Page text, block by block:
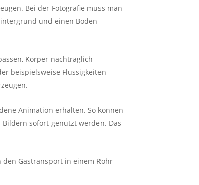
Bei der Fotografie muss man
und einen Boden
Körper nachträglich
beispielsweise Flüssigkeiten
Animation erhalten. So können
sofort genutzt werden. Das
Gastransport in einem Rohr